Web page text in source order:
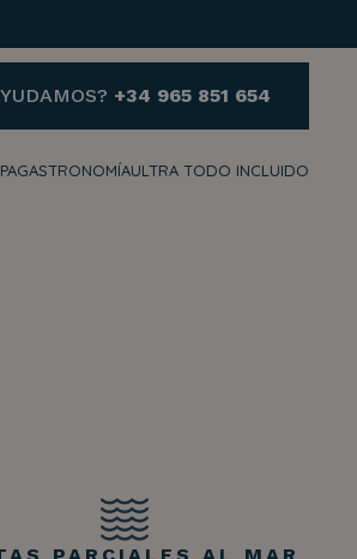
+34 965 851 654
hora del día.
GASTRONOMÍAULTRA TODO INCLUIDO